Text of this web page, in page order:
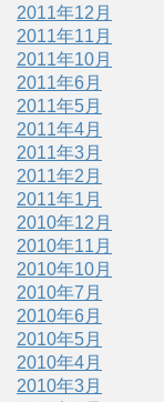
2011年12月
2011年11月
2011年10月
2011年6月
2011年5月
2011年4月
2011年3月
2011年2月
2011年1月
2010年12月
2010年11月
2010年10月
2010年7月
2010年6月
2010年5月
2010年4月
2010年3月